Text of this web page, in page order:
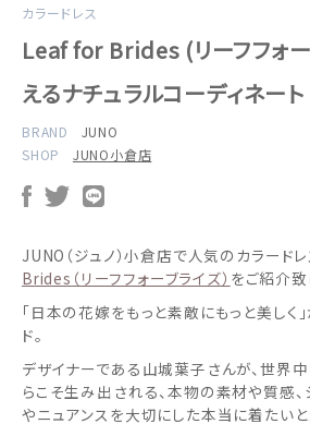
カラードレス
Leaf for Brides (リーフフォ
えるナチュラルコーディネート
BRAND
JUNO
SHOP
JUNO小倉店
JUNO（ジュノ）小倉店で人気のカラードレ
Brides（リーフフォーブライズ） をご紹介致
「日本の花嫁をもっと素敵にもっと美しく
ド。
デザイナーである山城葉子さんが、世界
らこそ生み出される、本物の素材や質感、
やニュアンスを大切にした本当に着たいと